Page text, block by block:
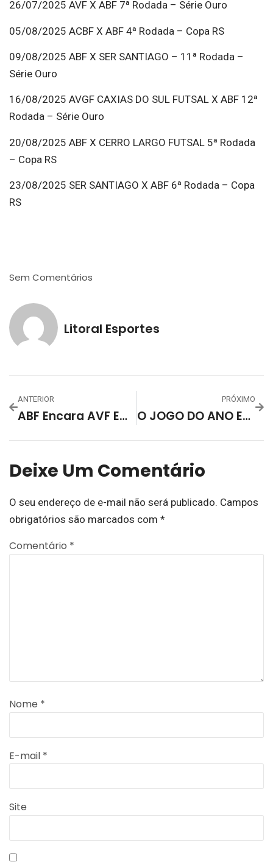
26/07/2025 AVF X ABF 7ª Rodada – Série Ouro
05/08/2025 ACBF X ABF 4ª Rodada – Copa RS
09/08/2025 ABF X SER SANTIAGO – 11ª Rodada –
Série Ouro
16/08/2025 AVGF CAXIAS DO SUL FUTSAL X ABF 12ª
Rodada – Série Ouro
20/08/2025 ABF X CERRO LARGO FUTSAL 5ª Rodada
– Copa RS
23/08/2025 SER SANTIAGO X ABF 6ª Rodada – Copa
RS
Sem Comentários
Litoral Esportes
ANTERIOR
ABF Encara AVF Em Manoel Viana Em Busca Da Liderança Da Chave C Da Série Ouro – FGFS
PRÓXIMO
O JOGO DO ANO ESTÁ CHEGANDO! ABF X ACBF PELA COPA RS
Deixe Um Comentário
O seu endereço de e-mail não será publicado. Campos
obrigatórios são marcados com *
Comentário *
Nome *
E-mail *
Site